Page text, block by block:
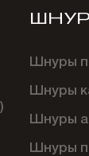
Шнуры
Шнуры
Шнуры
Шнуры